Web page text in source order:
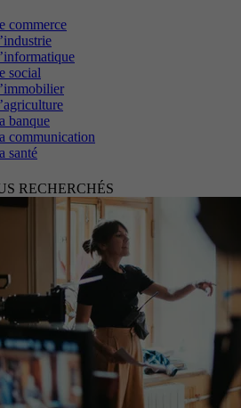
commerce
social
banque
communication
santé
RECHERCHÉS